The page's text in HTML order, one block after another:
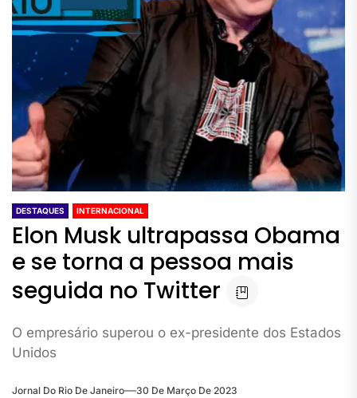
DESTAQUES INTERNACIONAL
Elon Musk ultrapassa Obama
e se torna a pessoa mais
seguida no Twitter
O empresário superou o ex-presidente dos Estados
Unidos
Jornal Do Rio De Janeiro 30 De Março De 2023